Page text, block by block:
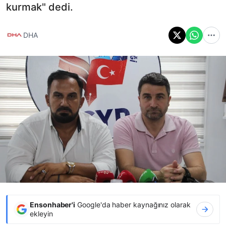
kurmak" dedi.
DHA
Ensonhaber'i Google'da haber kaynağınız olarak
ekleyin